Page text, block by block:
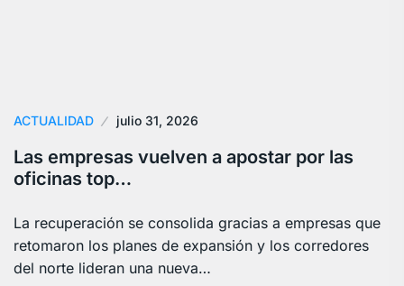
ACTUALIDAD julio 31, 2026
Las empresas vuelven a apostar por las
oficinas top…
La recuperación se consolida gracias a empresas que
retomaron los planes de expansión y los corredores
del norte lideran una nueva…